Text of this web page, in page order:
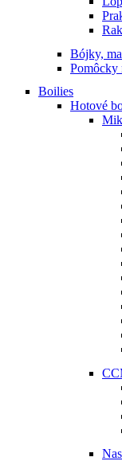
Bójky,
Pomôcky
Boilies
Hotové